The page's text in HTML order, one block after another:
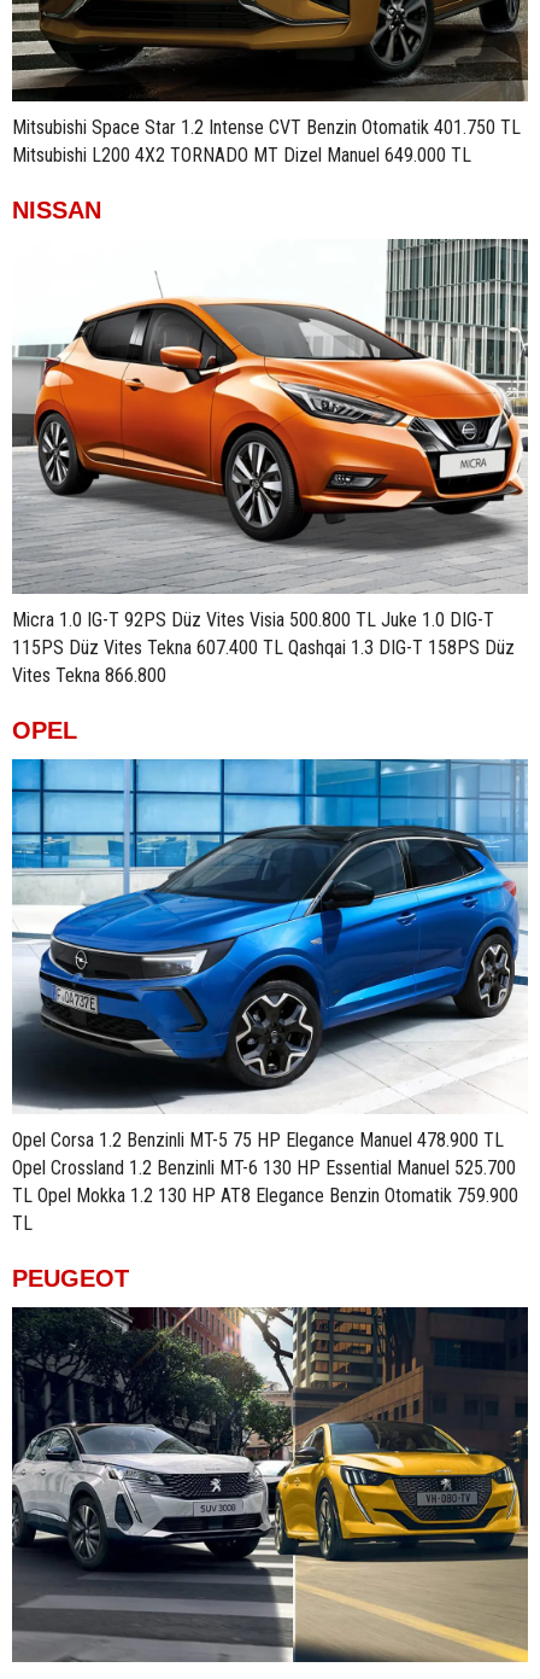
Mitsubishi Space Star 1.2 Intense CVT Benzin Otomatik 401.750 TL
Mitsubishi L200 4X2 TORNADO MT Dizel Manuel 649.000 TL
NISSAN
Micra 1.0 IG-T 92PS Düz Vites Visia 500.800 TL Juke 1.0 DIG-T
115PS Düz Vites Tekna 607.400 TL Qashqai 1.3 DIG-T 158PS Düz
Vites Tekna 866.800
OPEL
Opel Corsa 1.2 Benzinli MT-5 75 HP Elegance Manuel 478.900 TL
Opel Crossland 1.2 Benzinli MT-6 130 HP Essential Manuel 525.700
TL Opel Mokka 1.2 130 HP AT8 Elegance Benzin Otomatik 759.900
TL
PEUGEOT